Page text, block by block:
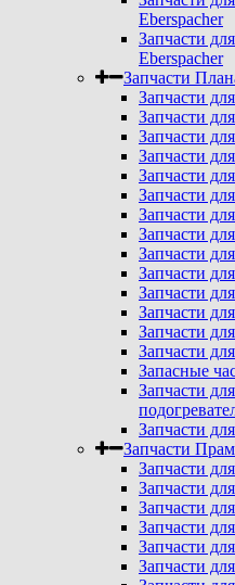
Eberspacher
Запчасти
Eberspacher
Запчасти
Запчасти
Запчасти
Запчасти
Запчасти
Запчасти
Запчасти
Запчасти
Запчасти
Запчасти
Запчасти
Запчасти
Запчасти
Запчасти
Запчасти
Запасные
Запчасти
Запчасти
Запчасти
Запчасти
Запчасти
Запчасти
Запчасти
Запчасти
Запчасти